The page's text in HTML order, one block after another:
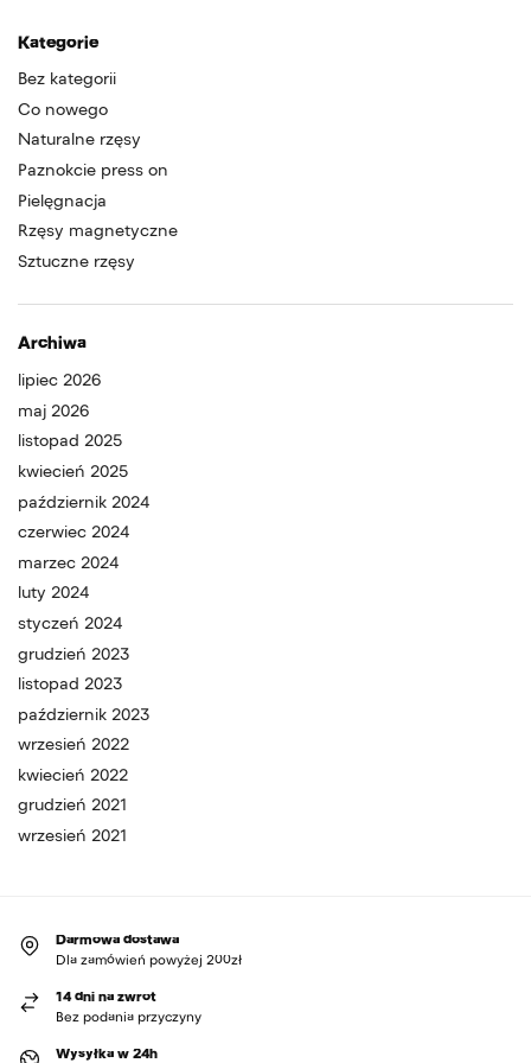
Kategorie
Bez kategorii
Co nowego
Naturalne rzęsy
Paznokcie press on
Pielęgnacja
Rzęsy magnetyczne
Sztuczne rzęsy
Archiwa
lipiec 2026
maj 2026
listopad 2025
kwiecień 2025
październik 2024
czerwiec 2024
marzec 2024
luty 2024
styczeń 2024
grudzień 2023
listopad 2023
październik 2023
wrzesień 2022
kwiecień 2022
grudzień 2021
wrzesień 2021
Darmowa dostawa
Dla zamówień powyżej 200zł
14 dni na zwrot
Bez podania przyczyny
Wysyłka w 24h